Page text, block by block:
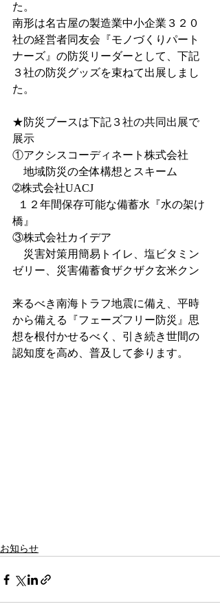
た。
南形は名古屋の製造業中小企業３２０
社の経営者同友会『モノづくりパート
ナーズ』の防災リーダーとして、下記
３社の防災グッズを束ねて出展しまし
た。
★防災ブースは下記３社の共同出展で
展示
①アクシスコーディネート株式会社
地域防災の全体構想とスキーム
➁株式会社UACJ
橋』
③株式会社カイデア
災害対策用簡易トイレ、塩ビタミン
ゼリー、災害備蓄食ザクザク玄米クン
来るべき南海トラフ地震に備え、平時
から備える『フェーズフリー防災』思
想を根付かせるべく、引き続き世間の
認知度を高め、普及して参ります。
お知らせ